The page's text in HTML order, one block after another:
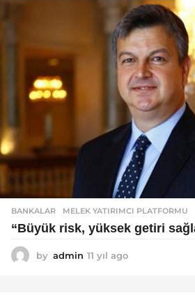
BANKALAR MELEK YATIRIMCI PLATFORMU
“Büyük risk, yüksek getiri
by admin 11 yıl ago